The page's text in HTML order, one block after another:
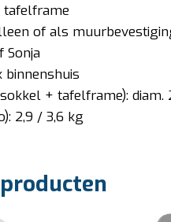
tafelframe
of als
Sonja
binnenshuis
+ tafelframe): diam.
2,9 / 3,6 kg